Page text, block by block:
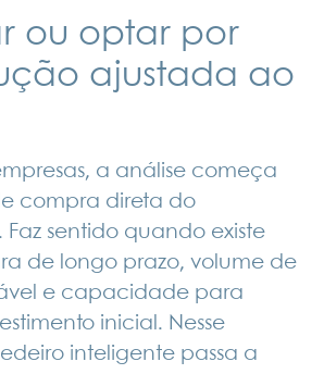
ou optar por
ajustada ao
a análise começa
compra direta do
sentido quando existe
de longo prazo, volume de
e capacidade para
inicial. Nesse
inteligente passa a